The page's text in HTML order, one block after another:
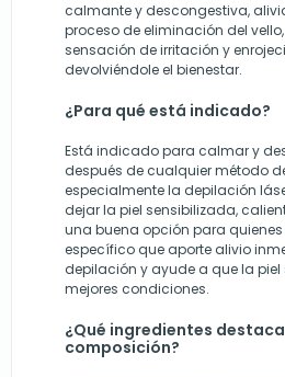
calmante y descongestiva,
proceso de eliminación del
sensación de irritación y
devolviéndole el bienestar.
¿Para qué está indicado?
Está indicado para calmar y
después de cualquier método
especialmente la depilación
dejar la piel sensibilizada,
una buena opción para
específico que aporte alivio
depilación y ayude a que la piel
mejores condiciones.
¿Qué ingredientes
composición?